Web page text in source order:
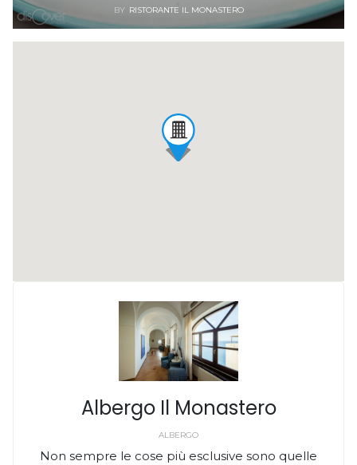
BY RISTORANTE IL MONASTERO
Albergo Il Monastero
ALBERGO
Non sempre le cose più esclusive sono quelle